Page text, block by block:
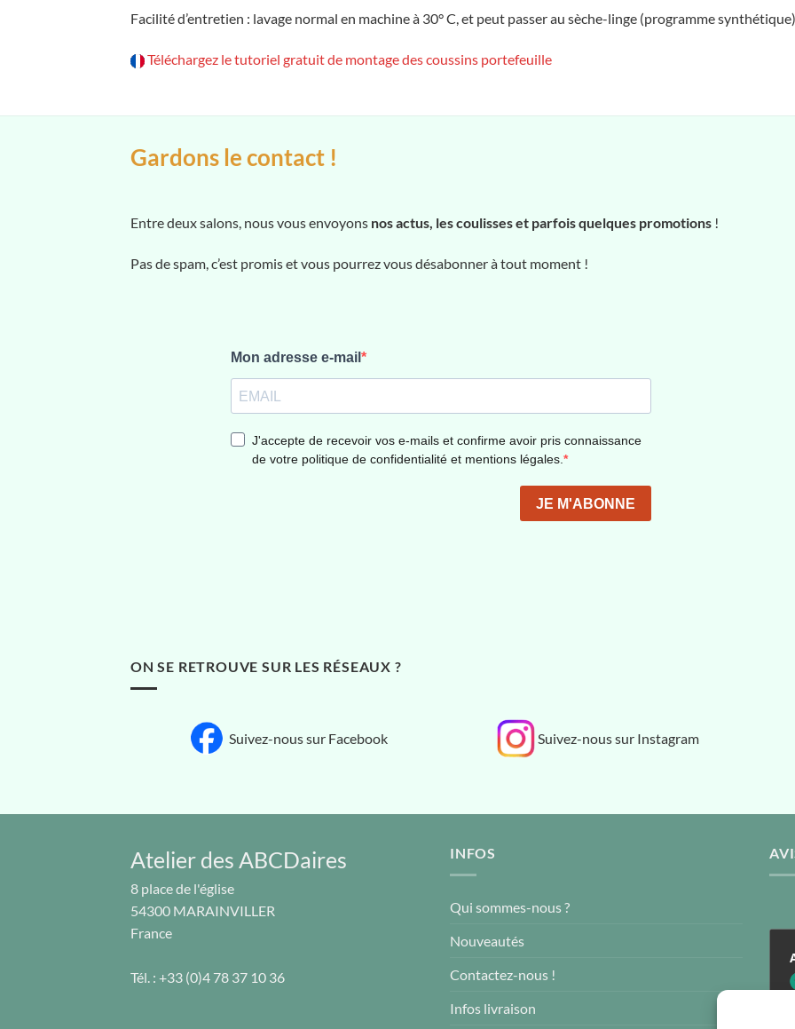
Facilité d’entretien : lavage normal en machine à 30° C, et peut passer au sèche-linge (programme
Téléchargez le tutoriel gratuit de montage des coussins portefeuille
Gardons le contact !
Entre deux salons, nous vous envoyons nos actus, les coulisses et parfois quelques promotions !
Pas de spam, c’est promis et vous pourrez vous désabonner à tout moment !
ON SE RETROUVE SUR LES RÉSEAUX ?
Suivez-nous sur Facebook Suivez-nous sur Instagram
Atelier des ABCDaires
8 place de l'église
54300 MARAINVILLER
France
Tél. : +33 (0)4 78 37 10 36
INFOS
Qui sommes-nous ?
Nouveautés
Contactez-nous !
Infos livraison